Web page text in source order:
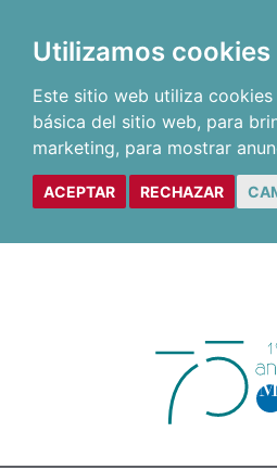
Utilizamos cookies
Este sitio web utiliza
básica del sitio web, para
marketing, para mostrar
ACEPTAR RECHAZAR